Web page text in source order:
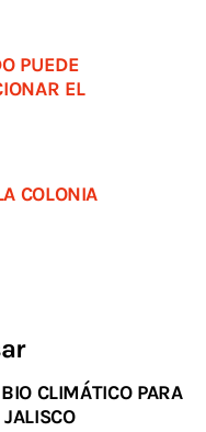
PUEDE
EL
COLONIA
CLIMÁTICO PARA